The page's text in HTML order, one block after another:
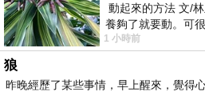
動起來的方法
養夠了就要動。可
1 小時前
狼
昨晚經歷了某些事情，早上醒來，覺得